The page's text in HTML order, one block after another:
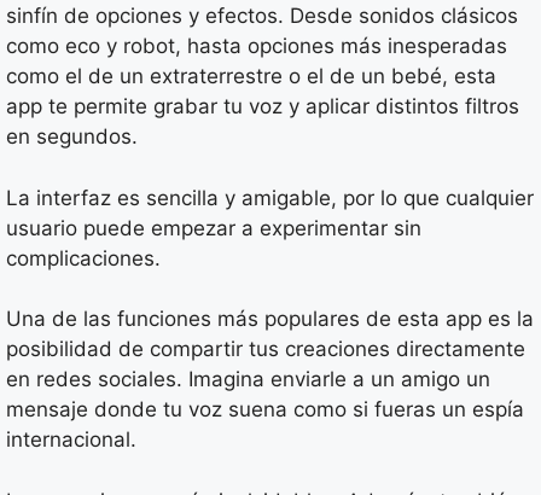
sinfín de opciones y efectos. Desde sonidos clásicos
como eco y robot, hasta opciones más inesperadas
como el de un extraterrestre o el de un bebé, esta
app te permite grabar tu voz y aplicar distintos filtros
en segundos.
La interfaz es sencilla y amigable, por lo que cualquier
usuario puede empezar a experimentar sin
complicaciones.
Una de las funciones más populares de esta app es la
posibilidad de compartir tus creaciones directamente
en redes sociales. Imagina enviarle a un amigo un
mensaje donde tu voz suena como si fueras un espía
internacional.